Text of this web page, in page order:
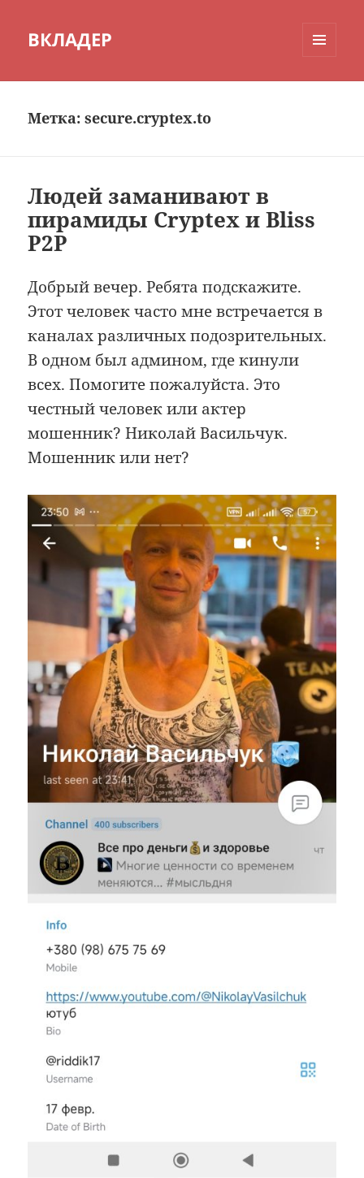
ВКЛАДЕР
Метка:secure.cryptex.to
Людей заманивают в
пирамиды Cryptex и Bliss
P2P
Добрый вечер. Ребята подскажите.
Этот человек часто мне встречается в
каналах различных подозрительных.
В одном был админом, где кинули
всех. Помогите пожалуйста. Это
честный человек или актер
мошенник? Николай Васильчук.
Мошенник или нет?